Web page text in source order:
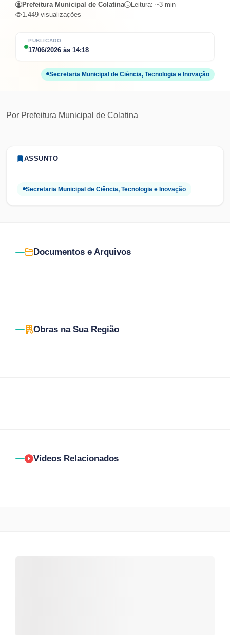
PUBLICADO
17/06/2026 às 14:18
Secretaria Municipal de Ciência, Tecnologia e Inovação
Prefeitura Municipal de Colatina Leitura: ~3 min
1.449 visualizações
Por Prefeitura Municipal de Colatina
ASSUNTO
Secretaria Municipal de Ciência, Tecnologia e Inovação
Documentos e Arquivos
Obras na Sua Região
Vídeos Relacionados